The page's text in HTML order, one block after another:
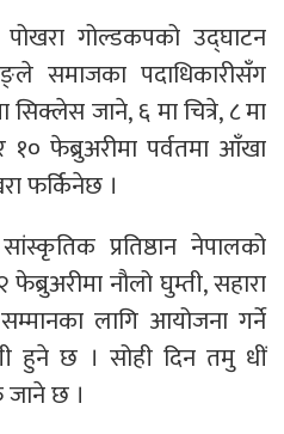
गोल्डकपको उद्घाटन
समाजका पदाधिकारीसँग
जाने, ६ मा चित्रे, ८ मा
१० फेब्रुअरीमा पर्वतमा आँखा
फर्किनेछ ।
प्रतिष्ठान नेपालको
नौलो घुम्ती, सहारा
लागि आयोजना गर्ने
हुने छ । सोही दिन तमु धीं
छ ।